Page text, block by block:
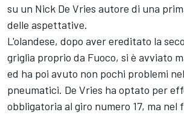
su un Nick De Vries autore di una
delle aspettative.
L'olandese, dopo aver ereditato la
griglia proprio da Fuoco, si è avviato
ed ha poi avuto non pochi problemi
pneumatici. De Vries ha optato per
obbligatoria al giro numero 17, ma nel